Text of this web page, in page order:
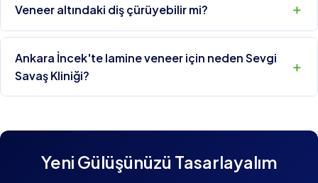
Veneer altındaki diş çürüyebilir mi?
Ankara İncek'te lamine veneer için neden Sevgi
Savaş Kliniği?
Yeni Gülüşünüzü Tasarlayalım